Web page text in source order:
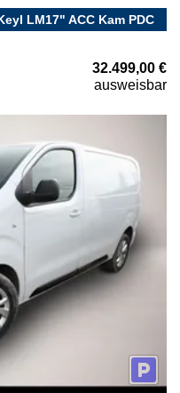
LM17" ACC Kam PDC
32.499,00 €
ausweisbar